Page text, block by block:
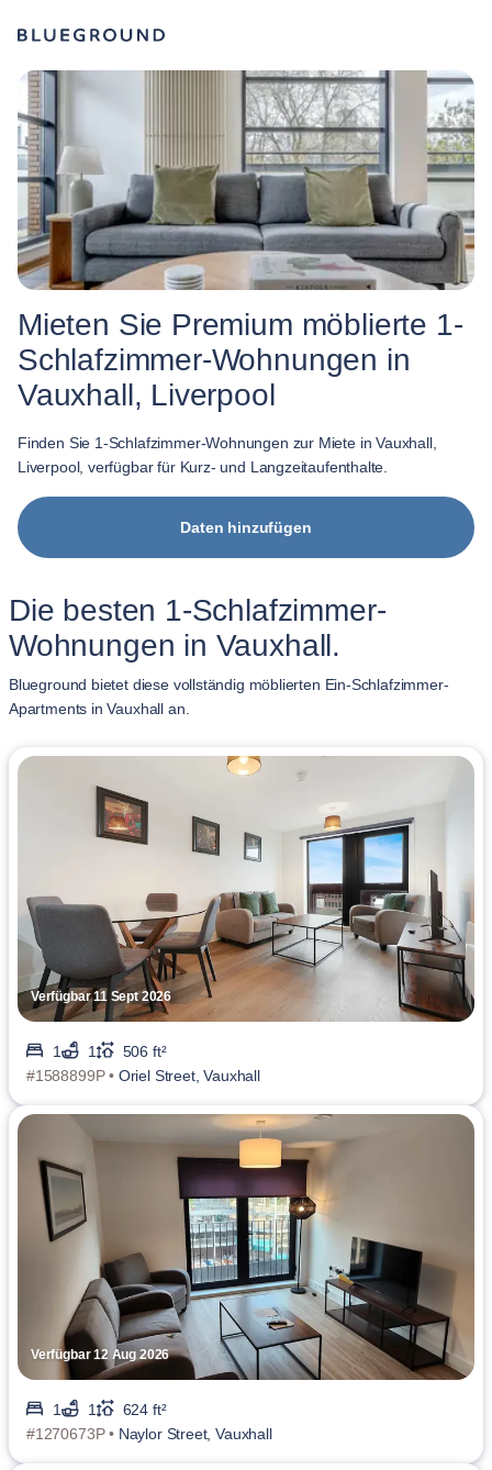
Mieten Sie Premium möblierte 1-
Schlafzimmer-Wohnungen in
Vauxhall, Liverpool
Finden Sie 1-Schlafzimmer-Wohnungen zur Miete in Vauxhall,
Liverpool, verfügbar für Kurz- und Langzeitaufenthalte.
Daten hinzufügen
Die besten 1-Schlafzimmer-
Wohnungen in Vauxhall.
Blueground bietet diese vollständig möblierten Ein-Schlafzimmer-
Apartments in Vauxhall an.
Verfügbar 11 Sept 2026
1 1
506 ft²
#1588899P • Oriel Street, Vauxhall
Verfügbar 12 Aug 2026
1 1
624 ft²
#1270673P • Naylor Street, Vauxhall